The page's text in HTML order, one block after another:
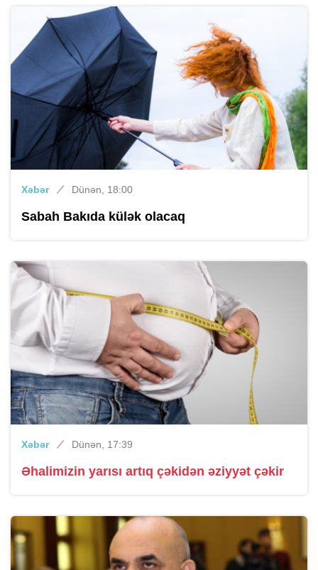
Xəbər Dünən, 18:00
Sabah Bakıda külək olacaq
Xəbər Dünən, 17:39
Əhalimizin yarısı artıq çəkidən əziyyət çəkir